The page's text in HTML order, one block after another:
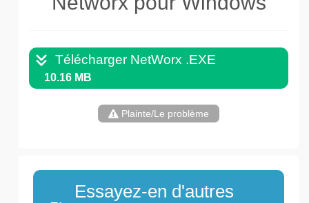
Télécharger NetWorx .EXE
10.16 MB
Plainte/Le problème
Essayez-en d'autres